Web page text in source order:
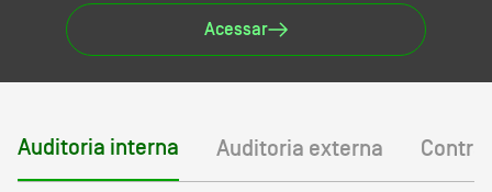
Acessar
Auditoria interna Auditoria externa